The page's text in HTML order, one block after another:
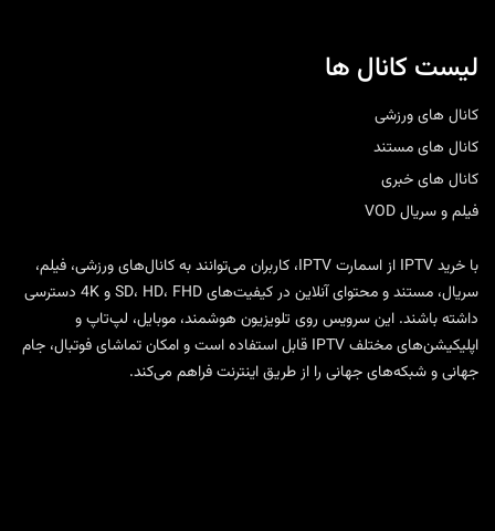
لیست کانال ها
کانال های ورزشی
کانال های مستند
کانال های خبری
فیلم و سریال VOD
با خرید IPTV ازاسمارت IPTV
، کاربران می‌توانند به کانال‌های ورزشی، فیلم،
سریال، مستند و محتوای آنلاین در کیفیت‌های SD، HD، FHD و 4K دسترسی
داشته باشند. این سرویس روی تلویزیون هوشمند، موبایل، لپ‌تاپ و
اپلیکیشن‌های مختلف IPTV قابل استفاده است و امکان تماشای فوتبال، جام
جهانی و شبکه‌های جهانی را از طریق اینترنت فراهم می‌کند.